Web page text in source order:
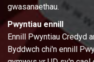
gwasanaethau.
Pwyntiau ennill
Ennill Pwyntiau Credyd
Byddwch chi'n ennill